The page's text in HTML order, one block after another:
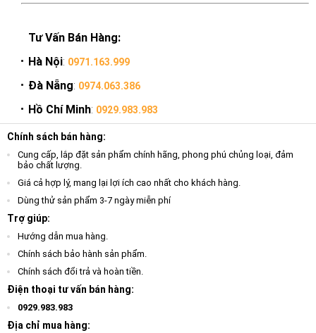
Tư Vấn Bán Hàng:
Hà Nội: 0971.163.999
Đà Nẵng: 0974.063.386
Hồ Chí Minh: 0929.983.983
Chính sách bán hàng:
Cung cấp, lắp đặt sản phẩm chính hãng, phong phú chủng loại, đảm
bảo chất lượng.
Giá cả hợp lý, mang lại lợi ích cao nhất cho khách hàng.
Dùng thử sản phẩm 3-7 ngày miễn phí
Trợ giúp:
Hướng dẫn mua hàng.
Chính sách bảo hành sản phẩm.
Chính sách đổi trả và hoàn tiền.
Điện thoại tư vấn bán hàng:
0929.983.983
Địa chỉ mua hàng: